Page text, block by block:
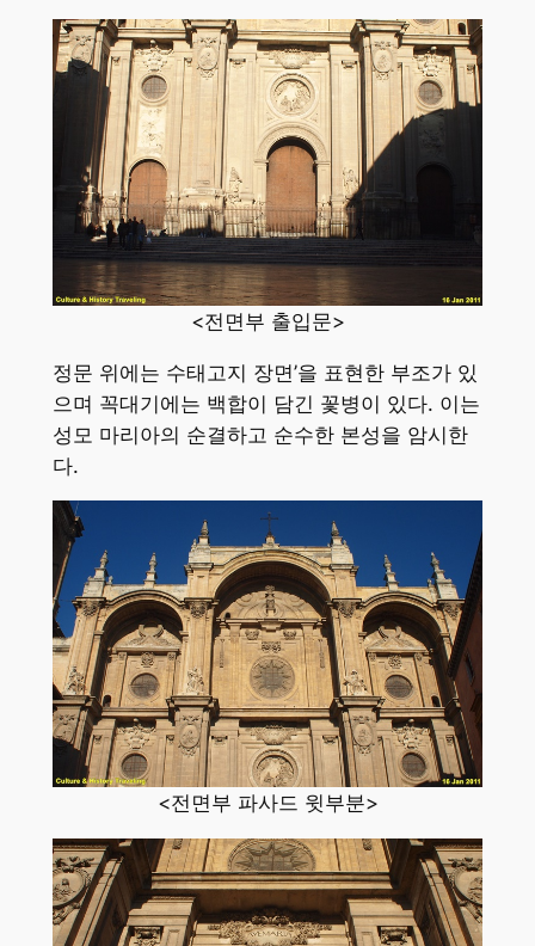
<전면부 출입문>
정문 위에는 수태고지 장면’을 표현한 부조가 있
으며 꼭대기에는 백합이 담긴 꽃병이 있다. 이는
성모 마리아의 순결하고 순수한 본성을 암시한
다.
<전면부 파사드 윗부분>